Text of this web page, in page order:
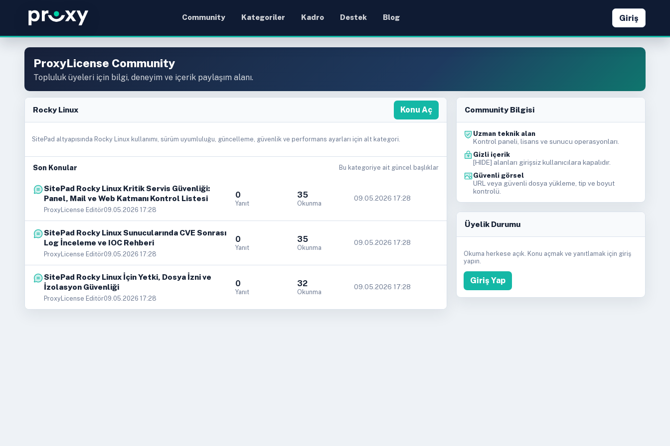
Community Kategoriler Kadro Destek Blog Giriş
ProxyLicense Community
Topluluk üyeleri için bilgi, deneyim ve içerik paylaşım alanı.
Rocky Linux Konu Aç
SitePad altyapısında Rocky Linux kullanımı, sürüm uyumluluğu, güncelleme, güvenlik ve performans ayarları için alt kategori.
Son Konular Bu kategoriye ait güncel başlıklar
SitePad Rocky Linux Kritik Servis Güvenliği:
Panel, Mail ve Web Katmanı Kontrol Listesi
ProxyLicense Editör09.05.2026 17:28
0
Yanıt
35
Okunma
09.05.2026 17:28
SitePad Rocky Linux Sunucularında CVE Sonrası
Log İnceleme ve IOC Rehberi
ProxyLicense Editör09.05.2026 17:28
0
Yanıt
35
Okunma
09.05.2026 17:28
SitePad Rocky Linux İçin Yetki, Dosya İzni ve
İzolasyon Güvenliği
ProxyLicense Editör09.05.2026 17:28
0
Yanıt
32
Okunma
09.05.2026 17:28
Community Bilgisi
Uzman teknik alan
Kontrol paneli, lisans ve sunucu operasyonları.
Gizli içerik
[HIDE] alanları girişsiz kullanıcılara kapalıdır.
Güvenli görsel
URL veya güvenli dosya yükleme, tip ve boyut
kontrolü.
Üyelik Durumu
Okuma herkese açık. Konu açmak ve yanıtlamak için giriş
yapın.
Giriş Yap